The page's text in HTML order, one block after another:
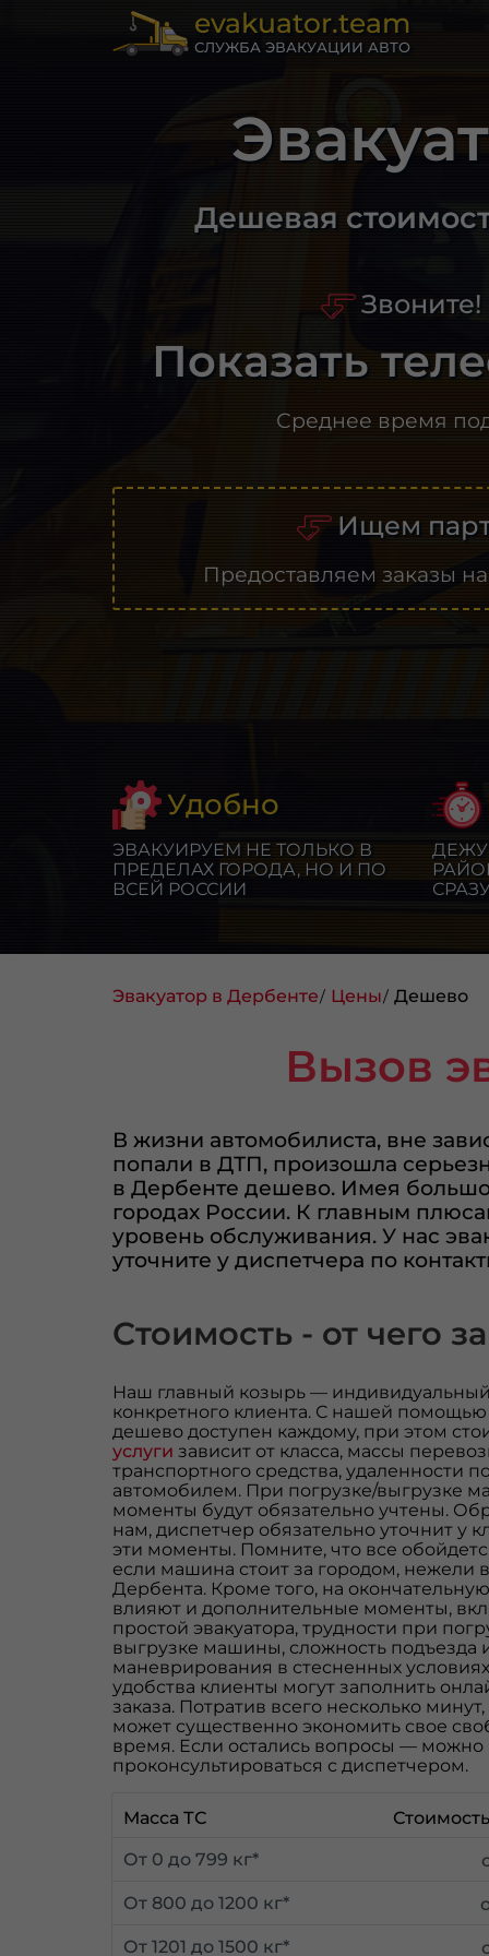
evakuator.team
СЛУЖБА ЭВАКУАЦИИ АВТО
Дешевая
Показать
Среднее время
Ищем
Предоставляем заказы
Удобно
ЭВАКУИРУЕМ НЕ ТОЛЬКО В
ПРЕДЕЛАХ ГОРОДА, НО И ПО
ВСЕЙ РОССИИ
Эвакуатор в Дербенте Цены Дешево
Вызов
В жизни автомобилиста, вне
попали в ДТП, произошла
в Дербенте дешево. Имея
городах России. К главным
уровень обслуживания. У нас
уточните у диспетчера по
Стоимость - от чего
Наш главный козырь — индивидуальный
конкретного клиента. С нашей помощью
дешево доступен каждому, при этом
услуги зависит от класса, массы
транспортного средства, удаленности
автомобилем. При погрузке/выгрузке
моменты будут обязательно учтены.
нам, диспетчер обязательно уточнит у
эти моменты. Помните, что все
если машина стоит за городом, нежели
Дербента. Кроме того, на
влияют и дополнительные моменты,
простой эвакуатора, трудности при
выгрузке машины, сложность подъезда
маневрирования в стесненных
удобства клиенты могут заполнить
заказа. Потратив всего несколько
может существенно экономить свое
время. Если остались вопросы —
проконсультироваться с диспетчером.
Масса ТС
От 0 до 799 кг*
От 800 до 1200 кг*
От 1201 до 1500 кг*